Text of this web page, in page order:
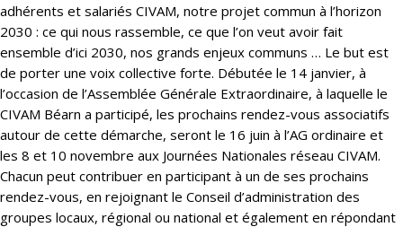
adhérents et salariés CIVAM, notre projet commun à l’horizon
2030 : ce qui nous rassemble, ce que l’on veut avoir fait
ensemble d’ici 2030, nos grands enjeux communs … Le but est
de porter une voix collective forte. Débutée le 14 janvier, à
l’occasion de l’Assemblée Générale Extraordinaire, à laquelle le
CIVAM Béarn a participé, les prochains rendez-vous associatifs
autour de cette démarche, seront le 16 juin à l’AG ordinaire et
les 8 et 10 novembre aux Journées Nationales réseau CIVAM.
Chacun peut contribuer en participant à un de ses prochains
rendez-vous, en rejoignant le Conseil d’administration des
groupes locaux, régional ou national et également en répondant